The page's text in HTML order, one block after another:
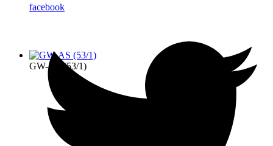
GW-AS (53/1)
facebook